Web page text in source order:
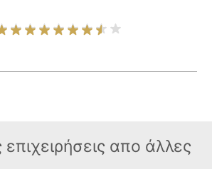
απο άλλες